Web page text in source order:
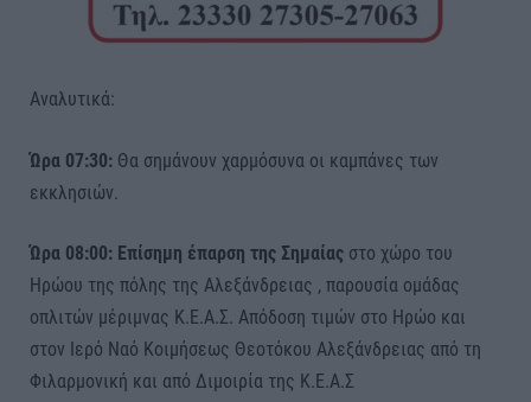
Αναλυτικά:
Ώρα 07:30: Θα σημάνουν χαρμόσυνα οι καμπάνες των
εκκλησιών.
Ώρα 08:00: Επίσημη έπαρση της Σημαίας στο χώρο του
Ηρώου της πόλης της Αλεξάνδρειας , παρουσία ομάδας
οπλιτών μέριμνας Κ.Ε.Α.Σ. Απόδοση τιμών στο Ηρώο και
στον Ιερό Ναό Κοιμήσεως Θεοτόκου Αλεξάνδρειας από τη
Φιλαρμονική και από Διμοιρία της Κ.Ε.Α.Σ